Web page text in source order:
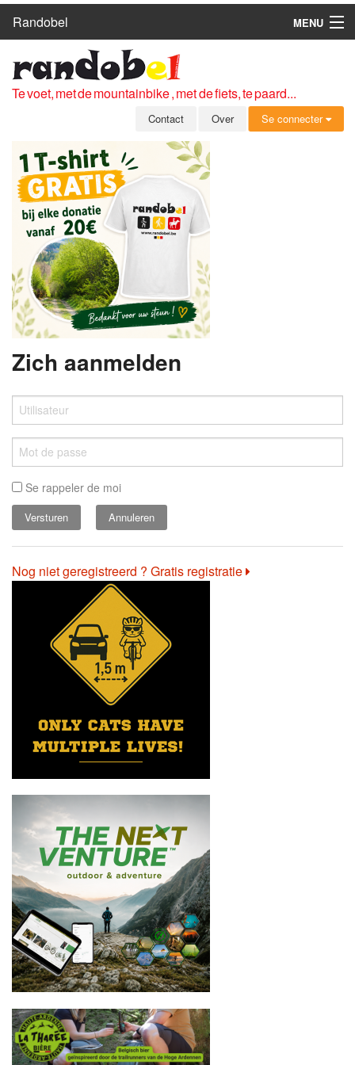
Randobel
MENU
ROUTES
CLUBS
OVER
LEDEN
ZICH AANMELDEN
GRATIS REGISTRATIE
WACHTWOORD VERGETEN
Te voet, met de mountainbike , met de fiets, te paard...
Contact Over Se connecter
Zich aanmelden
Se rappeler de moi
Annuleren
Nog niet geregistreerd ? Gratis registratie